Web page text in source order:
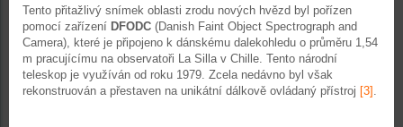
Tento přitažlivý snímek oblasti zrodu nových hvězd byl pořízen
pomocí zařízení DFODC (Danish Faint Object Spectrograph and
Camera), které je připojeno k dánskému dalekohledu o průměru 1,54
m pracujícímu na observatoři La Silla v Chille. Tento národní
teleskop je využíván od roku 1979. Zcela nedávno byl však
rekonstruován a přestaven na unikátní dálkově ovládaný přístroj [3] .